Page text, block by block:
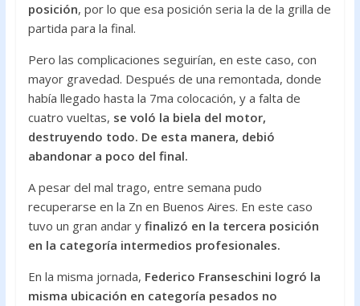
posición, por lo que esa posición seria la de la grilla de
partida para la final.
Pero las complicaciones seguirían, en este caso, con
mayor gravedad. Después de una remontada, donde
había llegado hasta la 7ma colocación, y a falta de
cuatro vueltas, se voló la biela del motor,
destruyendo todo. De esta manera, debió
abandonar a poco del final.
A pesar del mal trago, entre semana pudo
recuperarse en la Zn en Buenos Aires. En este caso
tuvo un gran andar y finalizó en la tercera posición
en la categoría intermedios profesionales.
En la misma jornada, Federico Franseschini logró la
misma ubicación en categoría pesados no